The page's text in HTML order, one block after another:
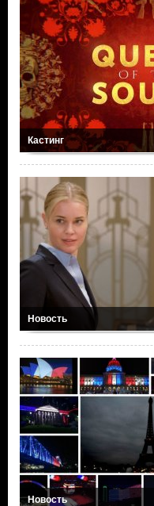
Кастинг
Новость
Новость